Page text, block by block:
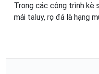
Trong các công trình kè
mái taluy, rọ đá là hạng